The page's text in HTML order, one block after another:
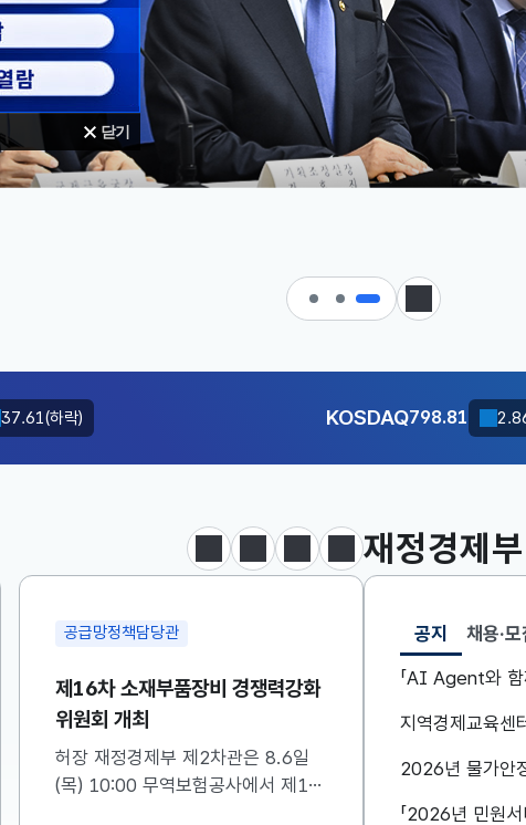
닫기
정지
달러-원1410.6000
37.61(하락) KOSDAQ798.81
0.004(상승) 달러-원1410.6000
달러-원
공급망정책담당관
제16차 소재부품장비 경쟁력강화
위원회 개최
허장 재정경제부 제2차관은 8.6일
(목) 10:00 무역보험공사에서 제16
조세분석과
[보도참고]
세제지원 제
변경됩니다.
정부는
지원하고 있
정지 이전 다음 보도·참고자료 더보기
재정경제부
공지
선택됨
공지
「AI Agent와 함
지역경제교육센
2026년 물가안
채용·모